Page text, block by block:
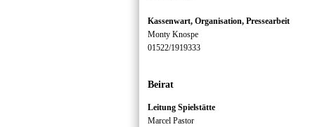
Kassenwart, Organisation, Pressearbeit
Monty Knospe
01522/1919333
Beirat
Leitung Spielstätte
Marcel Pastor